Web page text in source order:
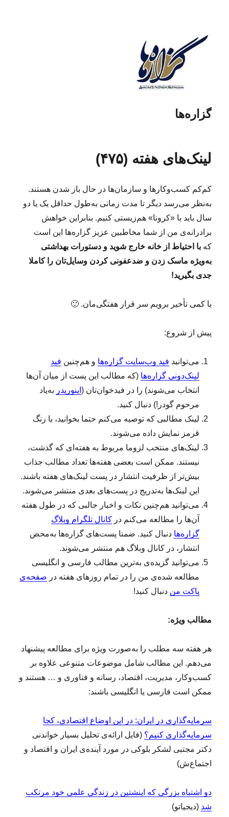
گزاره‌ها
لینک‌های هفته (۴۷۵)
کم‌کم کسب‌وکارها و سازمان‌ها در حال باز شدن هستند.
به‌نظر می‌رسد دیگر تا مدت زمانی به‌طول حداقل یک یا دو
سال باید با «کرونا» هم‌زیستی کنیم. بنابراین خواهش
برادرانه‌ی من از شما مخاطبین عزیز گزاره‌ها این است
که با احتیاط از خانه خارج شوید و دستورات بهداشتی
به‌ویژه ماسک زدن و ضدعفونی کردن وسایل‌تان را کاملا
جدی بگیرید!
با کمی تأخیر برویم سر قرار هفتگی‌مان. 🙂
پیش از شروع:
می‌توانید فید وب‌سایت گزاره‌ها و هم‌چنین فید
لینک‌دونی گزاره‌ها (که مطالب این پست از میان آن‌ها
انتخاب می‌شوند) را در فیدخوان‌تان ( اینوریدر به‌یاد
مرحوم گودر!) دنبال کنید.
لینک‌ مطالبی که توصیه می‌کنم حتما بخوانید، با رنگ
قرمز نمایش داده می‌شوند.
لینک‌‌های منتخب لزوما مربوط به هفته‌ای که گذشت،
نیستند. ممکن است بعضی هفته‌ها تعداد مطالب جذاب
بیش‌تر از ظرفیت انتشار در پست لینک‌های هفته باشند.
این لینک‌ها به‌تدریج در پست‌های بعدی منتشر می‌شوند.
می‌توانید هم‌چنین نکات و اخبار جالبی که در طول هفته
آن‌ها را مطالعه می‌کنم درکانال تلگرام وبلاگ
گزاره‌ها دنبال کنید. ضمنا پست‌های گزاره‌ها به‌محض
انتشار، در کانال وبلاگ هم منتشر می‌شوند.
می‌توانید گزیده‌ی به‌ترین مطالب فارسی و انگلیسی
مطالعه‌ شده‌ی من را در تمام روزهای هفته در صفحه‌ی
پاکت من دنبال کنید!
مطالب ویژه:
هر هفته سه مطلب را به‌صورت ویژه برای مطالعه پیشنهاد
می‌دهم. این مطالب شامل موضوعات متنوعی علاوه بر
کسب‌وکار، مدیریت، اقتصاد، رسانه و فناوری و … هستند و
ممکن است فارسی یا انگلیسی باشند:
سرمایه‌گذاری در ایران: در این اوضاع اقتصادی، کجا
سرمایه‌گذاری کنیم؟ (فایل ارائه‌ی تحلیل بسیار خواندنی
دکتر مجتبی لشکر بلوکی در مورد آینده‌ی ایران و اقتصاد و
اجتماع‌ش)
دو اشتباه بزرگی که اینشتین در زندگی علمی‌ خود مرتکب
شد (دیجیاتو)